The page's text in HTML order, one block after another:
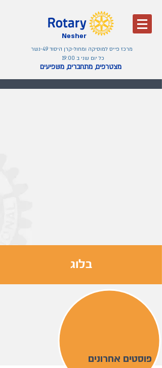
Nesher
מרכז פייס למוסיקה ומחול-קרן היסוד 49-נשר
כל יום שני ב 19:00
מצטרפים, מתחברים, משפיעים
בלוג
פוסטים אחרונים